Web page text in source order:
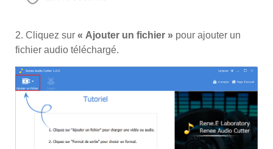
2. Cliquez sur « Ajouter un fichier » pour ajouter un
fichier audio téléchargé.